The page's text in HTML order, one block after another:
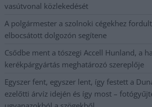
vasútvonal közlekedését
A polgármester a szolnoki cégekhez
elbocsátott dolgozón segítene
Csődbe ment a tószegi Accell Hunland, a
kerékpárgyártás meghatározó szereplője
Egyszer fent, egyszer lent, így festett a
ezelőtti árvíz idején és így most –